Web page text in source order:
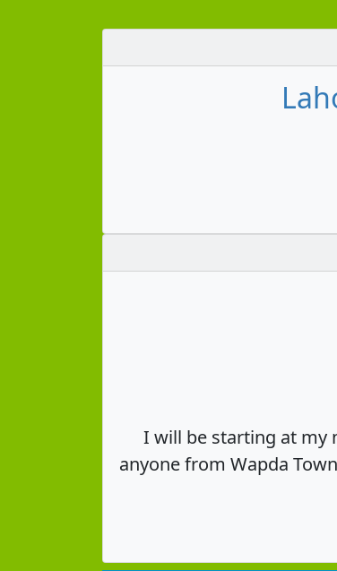
I will be starting at my
anyone from Wapda